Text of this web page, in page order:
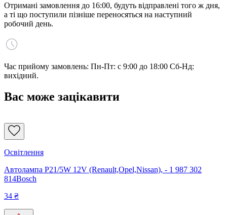
Отримані замовлення до 16:00, будуть відправлені того ж дня,
а ті що поступили пізніше переносяться на наступний
робочий день.
Час прийому замовлень: Пн-Пт: с 9:00 до 18:00 Сб-Нд:
вихідний.
Вас може зацікавити
Освітлення
Автолампа P21/5W 12V (Renault,Opel,Nissan), - 1 987 302
814Bosch
34 ₴